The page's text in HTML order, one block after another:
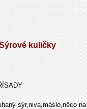
kuličky
sýr,niva,máslo,něco na